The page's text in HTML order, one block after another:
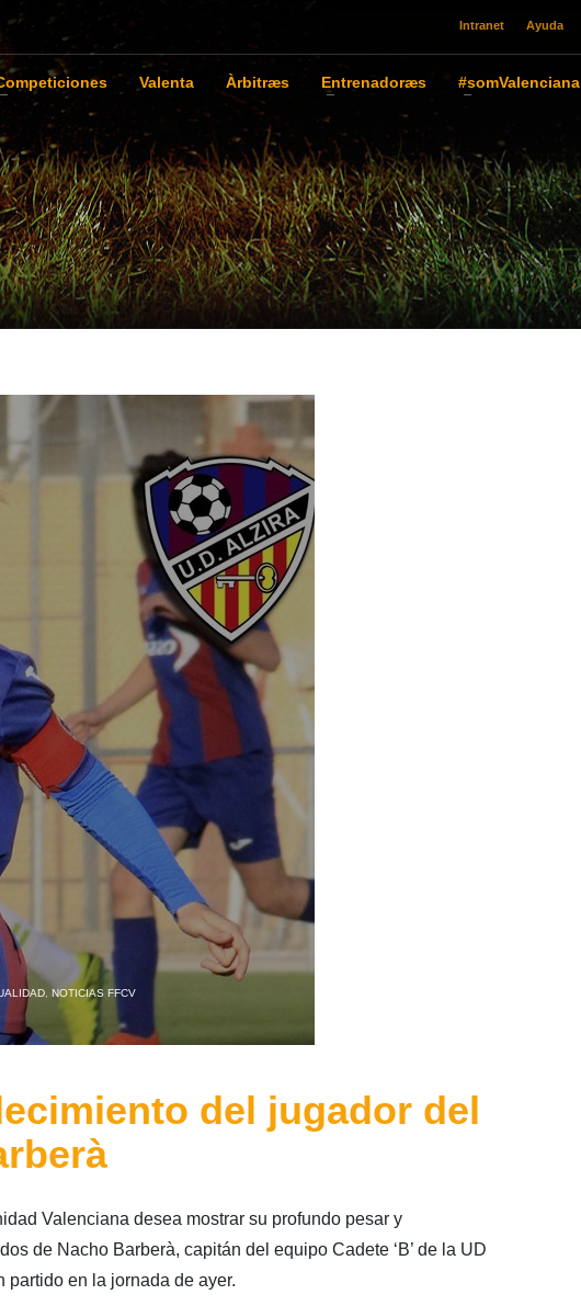
Intranet Ayuda
Valenta Àrbitræs Entrenadoræs #somValenciana
, NOTICIAS FFCV
del jugador del
Valenciana desea mostrar su profundo pesar y
de Nacho Barberà, capitán del equipo Cadete ‘B’ de la UD
partido en la jornada de ayer.